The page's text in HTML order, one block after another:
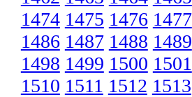
1474 1475 1476 1477
1486 1487 1488 1489
1498 1499 1500 1501
1510 1511 1512 1513